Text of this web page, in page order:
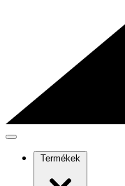
Termékek